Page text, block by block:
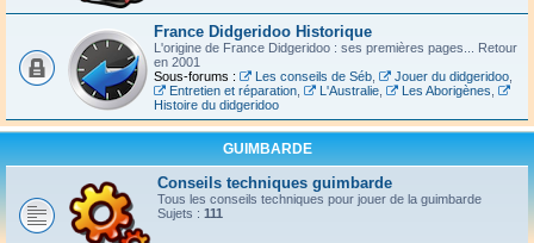
France Didgeridoo Historique
L'origine de France Didgeridoo : ses premières pages... Retour
en 2001
Sous-forums :
Les conseils de Séb, Jouer du didgeridoo,
Entretien et réparation, L'Australie, Les Aborigènes
Histoire du didgeridoo
GUIMBARDE
Conseils techniques guimbarde
Tous les conseils techniques pour jouer de la guimbarde
Sujets : 111